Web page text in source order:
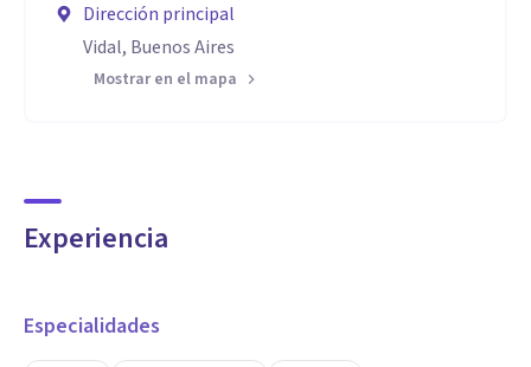
Dirección principal
Vidal, Buenos Aires
Mostrar en el mapa
Experiencia
Especialidades